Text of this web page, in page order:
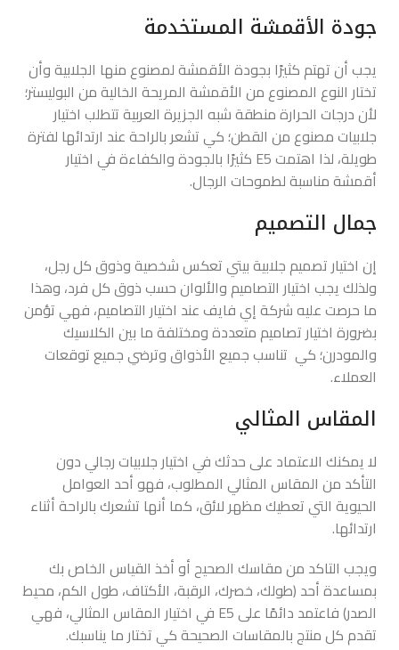
جودة الأقمشة المستخدمة
يجب أن تهتم كثيرًا بجودة الأقمشة لمصنوع منها الجلابية وأن
تختار النوع المصنوع من الأقمشة المريحة الخالية من البوليستر؛
لأن درجات الحرارة منطقة شبه الجزيرة العربية تتطلب اختيار
جلابيات مصنوع من القطن؛ كي تشعر بالراحة عند ارتدائها لفترة
طويلة، لذا اهتمت E5 كثيرًا بالجودة والكفاءة في اختيار
أقمشة مناسبة لطموحات الرجال.
جمال التصميم
إن اختيار تصميم جلابية بيتي تعكس شخصية وذوق كل رجل،
ولذلك يجب اختيار التصاميم والألوان حسب ذوق كل فرد، وهذا
ما حرصت عليه شركة إي فايف عند اختيار التصاميم، فهي تؤمن
بضرورة اختيار تصاميم متعددة ومختلفة ما بين الكلاسيك
والمودرن؛ كي تناسب جميع الأذواق وترضي جميع توقعات
العملاء.
المقاس المثالي
لا يمكنك الاعتماد على حدثك في اختيار جلابيات رجالي دون
التأكد من المقاس المثالي المطلوب، فهو أحد العوامل
الحيوية التي تعطيك مظهر لائق، كما أنها تشعرك بالراحة أثناء
ارتدائها.
ويجب التاكد من مقاسك الصحيح أو أخذ القياس الخاص بك
بمساعدة أحد (طولك، خصرك، الرقبة، الأكتاف، طول الكم، محيط
الصدر) فاعتمد دائمًا على E5 في اختيار المقاس المثالي، فهي
تقدم كل منتج بالمقاسات الصحيحة كي تختار ما يناسبك.